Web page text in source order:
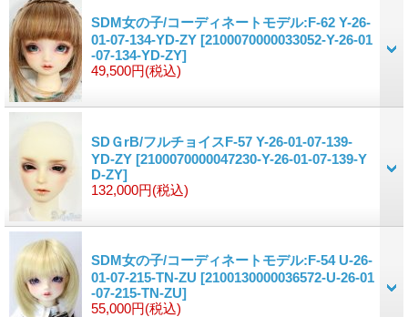
SDM女の子/コーディネートモデル:F-62 Y-26-
01-07-134-YD-ZY [2100070000033052-Y-26-01
-07-134-YD-ZY]
49,500円(税込)
SDＧrB/フルチョイスF-57 Y-26-01-07-139-
YD-ZY [2100070000047230-Y-26-01-07-139-Y
D-ZY]
132,000円(税込)
SDM女の子/コーディネートモデル:F-54 U-26-
01-07-215-TN-ZU [2100130000036572-U-26-01
-07-215-TN-ZU]
55,000円(税込)